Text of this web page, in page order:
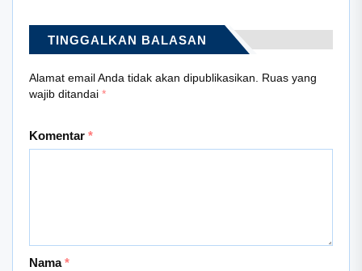
TINGGALKAN BALASAN
Alamat email Anda tidak akan dipublikasikan. Ruas yang
wajib ditandai *
Komentar *
Nama*